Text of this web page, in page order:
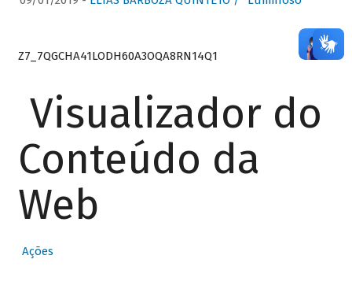
Z7_7QGCHA41LODH60A3OQA8RN14Q1
Visualizador do
Conteúdo da
Web
Ações